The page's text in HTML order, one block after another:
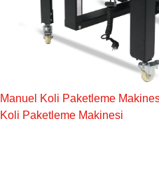
Manuel Koli Paketleme
Koli Paketleme Makinesi